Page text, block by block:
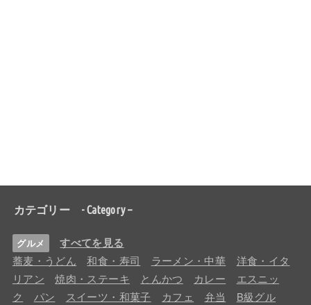
カテゴリー - Category –
グルメ すべてを見る
蕎麦・うどん 和食・寿司 ラーメン・中華
洋食・イタ
リアン
焼肉・ステーキ とんかつ カレー
エスニッ
ク
パン スイーツ・和菓子 カフェ 弁当
B級グル